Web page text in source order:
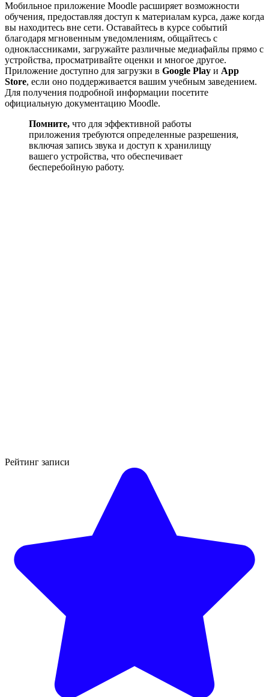
Мобильное приложение Moodle расширяет возможности
обучения, предоставляя доступ к материалам курса, даже когда
вы находитесь вне сети. Оставайтесь в курсе событий
благодаря мгновенным уведомлениям, общайтесь с
одноклассниками, загружайте различные медиафайлы прямо с
устройства, просматривайте оценки и многое другое.
Приложение доступно для загрузки в Google Play и App
Store, если оно поддерживается вашим учебным заведением.
Для получения подробной информации посетите
официальную документацию Moodle.
Помните, что для эффективной работы
приложения требуются определенные разрешения,
включая запись звука и доступ к хранилищу
вашего устройства, что обеспечивает
бесперебойную работу.
Рейтинг записи